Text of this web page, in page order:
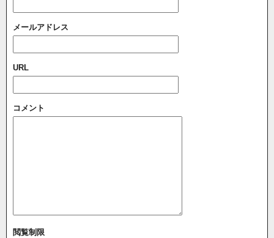
メールアドレス
URL
コメント
閲覧制限